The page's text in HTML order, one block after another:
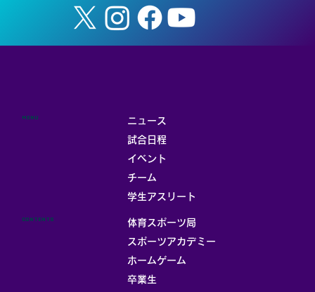
ニュース
試合日程
イベント
チーム
学生アスリート
MENU
体育スポーツ局
スポーツアカデミー
ホームゲーム
卒業生
CONTENTS